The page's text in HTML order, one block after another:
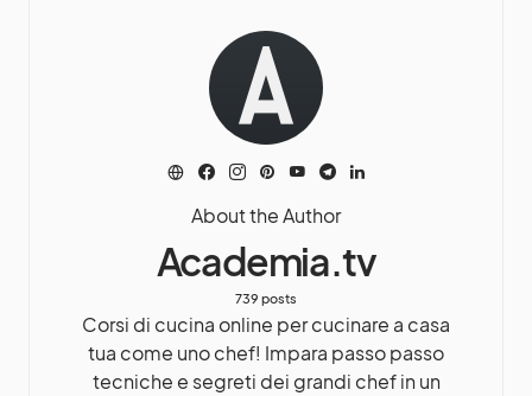
About the Author
Academia.tv
739 posts
Corsi di cucina online per cucinare a casa
tua come uno chef! Impara passo passo
tecniche e segreti dei grandi chef in un